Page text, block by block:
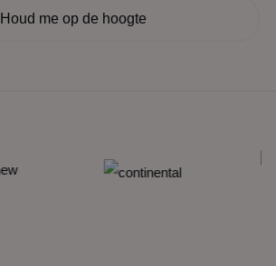
Houd me op de hoogte